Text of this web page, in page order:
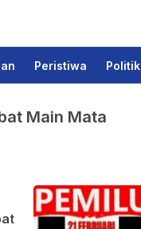
Peristiwa Politik
Main Mata